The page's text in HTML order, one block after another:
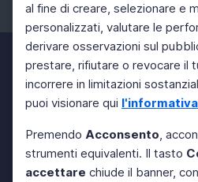
al fine di creare, selezionare e
personalizzati, valutare le
derivare osservazioni sul
prestare, rifiutare o revocare il
incorrere in limitazioni
puoi visionare qui
Premendo Acconsento,
strumenti equivalenti. Il tasto
accettare chiude il banner,
Facebook Instagram